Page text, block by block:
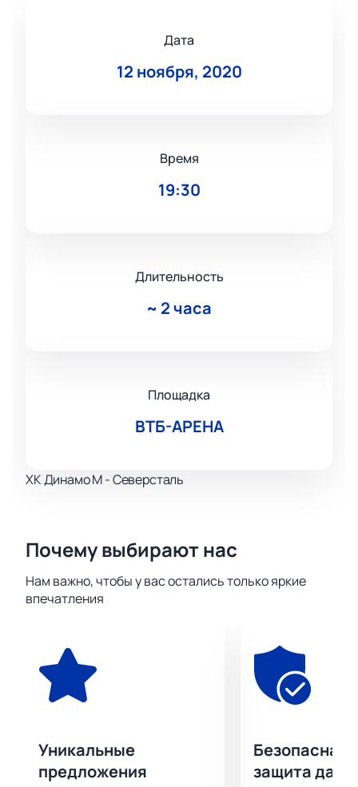
Дата
12 ноября, 2020
Время
19:30
Длительность
~ 2 часа
Площадка
ВТБ-АРЕНА
ХК Динамо М - Северсталь
Почему выбирают нас
Нам важно, чтобы у вас остались только яркие
впечатления
Уникальные
предложения
Безопасная
защита